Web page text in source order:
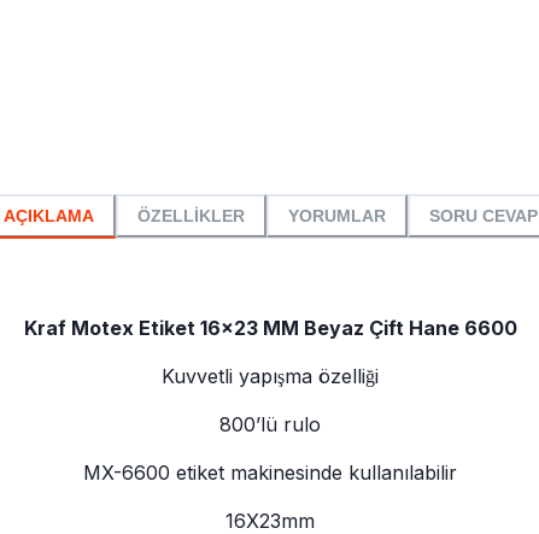
AÇIKLAMA ÖZELLİKLER YORUMLAR SORU CEVAP
Kraf Motex Etiket 16x23 MM Beyaz Çift Hane 6600
Kuvvetli yapışma özelliği
800’lü rulo
MX-6600 etiket makinesinde kullanılabilir
16X23mm